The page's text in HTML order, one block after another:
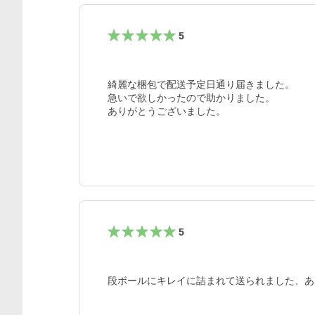
5
綺麗な梱包で配送予定日通り届きました。
急いで欲しかったので助かりました。
ありがとうございました。
5
段ボールにキレイに詰まれて送られました、